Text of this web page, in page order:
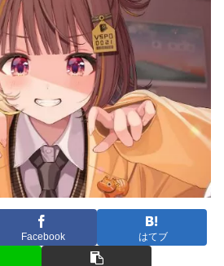
Facebook はてブ